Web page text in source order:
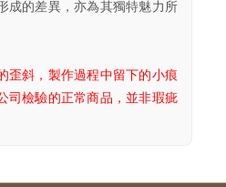
成的差異，亦為其獨特魅力所
歪斜，製作過程中留下的小痕
司檢驗的正常商品，並非瑕疵